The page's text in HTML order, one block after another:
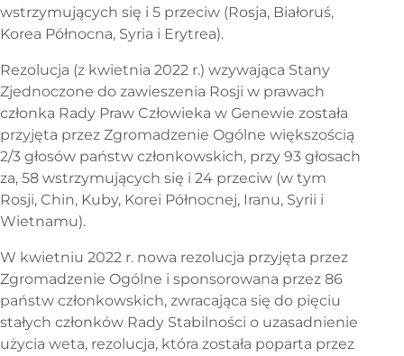
wstrzymujących się i 5 przeciw (Rosja, Białoruś,
Korea Północna, Syria i Erytrea).
Rezolucja (z kwietnia 2022 r.) wzywająca Stany
Zjednoczone do zawieszenia Rosji w prawach
członka Rady Praw Człowieka w Genewie została
przyjęta przez Zgromadzenie Ogólne większością
2/3 głosów państw członkowskich, przy 93 głosach
za, 58 wstrzymujących się i 24 przeciw (w tym
Rosji, Chin, Kuby, Korei Północnej, Iranu, Syrii i
Wietnamu).
W kwietniu 2022 r. nowa rezolucja przyjęta przez
Zgromadzenie Ogólne i sponsorowana przez 86
państw członkowskich, zwracająca się do pięciu
stałych członków Rady Stabilności o uzasadnienie
użycia weta, rezolucja, która została poparta przez